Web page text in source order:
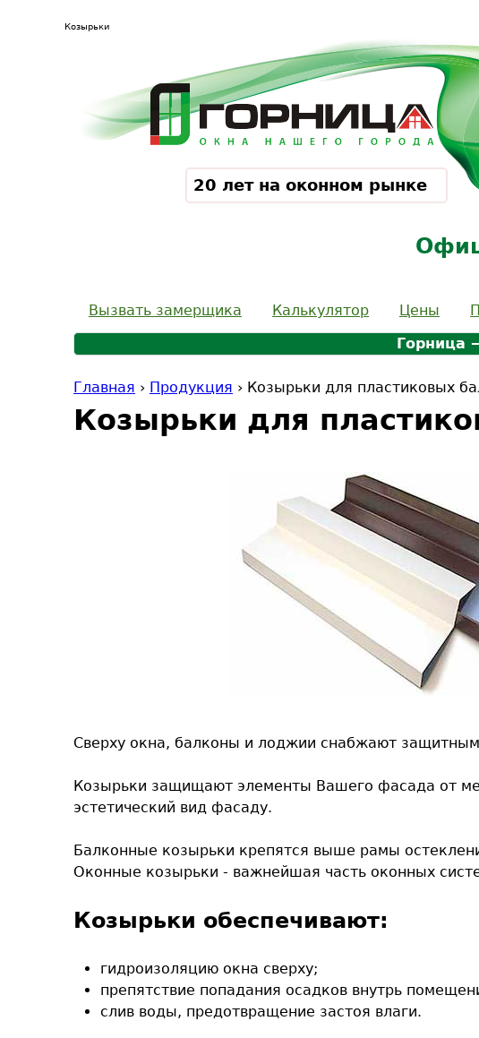
Козырьки
20 лет на оконном рынке
Горница
В
ы
Главная › Продукция › Козырьки для пластиковых
Козырьки для
Сверху окна, балконы и лоджии снабжают
Козырьки защищают элементы Вашего фасада от
эстетический вид фасаду.
Балконные козырьки крепятся выше рамы
Оконные козырьки - важнейшая часть оконных
Козырьки обеспечивают:
гидроизоляцию окна сверху;
препятствие попадания осадков внутрь
слив воды, предотвращение застоя влаги.
Вызвать замерщика Калькулятор Цены